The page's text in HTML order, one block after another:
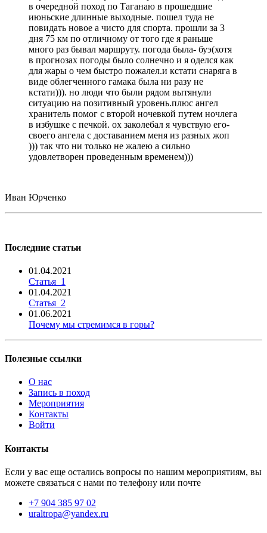
в очередной поход по Таганаю в прошедшие
июньские длинные выходные. пошел туда не
повидать новое а чисто для спорта. прошли за 3
дня 75 км по отличному от того где я раньше
много раз бывал маршруту. погода была- буэ(хотя
в прогнозах погоды было солнечно и я оделся как
для жары о чем быстро пожалел.и кстати снаряга в
виде облегченного гамака была ни разу не
кстати))). но люди что были рядом вытянули
ситуацию на позитивный уровень.плюс ангел
хранитель помог с второй ночевкой путем ночлега
в избушке с печкой. ох заколебал я чувствую его-
своего ангела с доставанием меня из разных жоп
))) так что ни только не жалею а сильно
удовлетворен проведенным временем)))
Иван Юрченко
Последние статьи
01.04.2021
Статья_1
01.04.2021
Статья_2
01.06.2021
Почему мы стремимся в горы?
Полезные ссылки
О нас
Запись в поход
Мероприятия
Контакты
Войти
Контакты
Если у вас еще остались вопросы по нашим мероприятиям, вы
можете связаться с нами по телефону или почте
+7 904 385 97 02
uraltropa@yandex.ru